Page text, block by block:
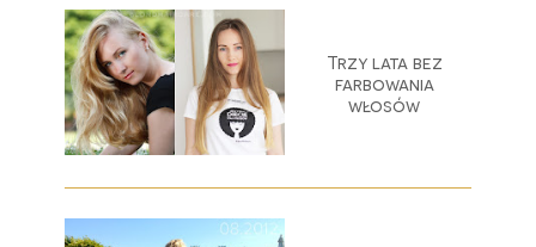
Trzy lata bez
farbowania
włosów